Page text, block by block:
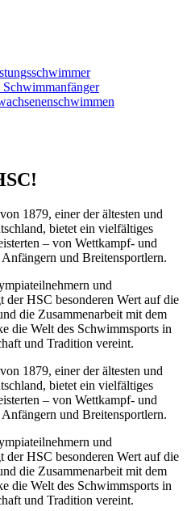
1879, einer der ältesten und
bietet ein vielfältiges
– von Wettkampf- und
und Breitensportlern.
und
der HSC besonderen Wert auf die
die Zusammenarbeit mit dem
die Welt des Schwimmsports in
und Tradition vereint.
1879, einer der ältesten und
bietet ein vielfältiges
– von Wettkampf- und
und Breitensportlern.
und
der HSC besonderen Wert auf die
die Zusammenarbeit mit dem
die Welt des Schwimmsports in
und Tradition vereint.